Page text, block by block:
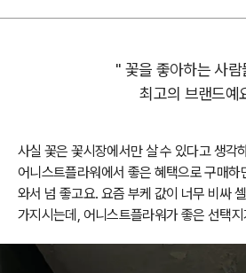
" 꽃을 좋아하는 사람
최고의 브랜드예
사실 꽃은 꽃시장에서만 살 수 있다고 생각
어니스트플라워에서 좋은 혜택으로 구매하
와서 넘 좋고요. 요즘 부케 값이 너무 비싸
가지시는데, 어니스트플라워가 좋은 선택